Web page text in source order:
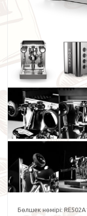
Бөлшек нөмірі: